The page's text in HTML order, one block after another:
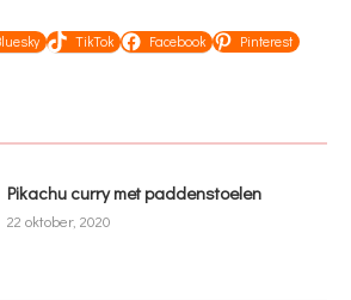
TikTok Facebook Pinterest
Pikachu curry met paddenstoelen
22 oktober, 2020